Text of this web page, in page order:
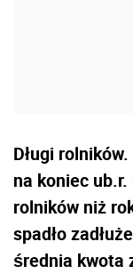
Długi
na koniec ub.r.
rolników niż
spadło
średnia kwota